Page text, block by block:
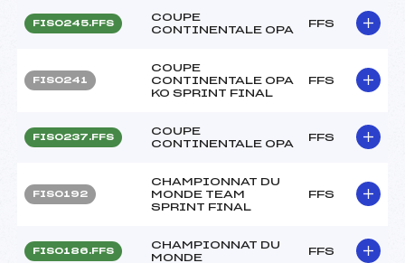
FIS0245.FFS
COUPE
CONTINENTALE OPA
FFS
FIS0241
COUPE
CONTINENTALE OPA
KO SPRINT FINAL
FFS
FIS0237.FFS
COUPE
CONTINENTALE OPA
FFS
FIS0192
CHAMPIONNAT DU
MONDE TEAM
SPRINT FINAL
FFS
FIS0186.FFS
CHAMPIONNAT DU
MONDE
FFS